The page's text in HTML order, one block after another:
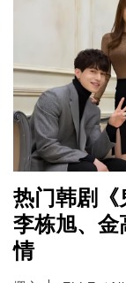
热门韩剧《
李栋旭、金
情